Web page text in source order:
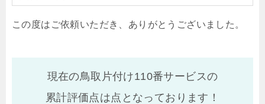
この度はご依頼いただき、ありがとうございました。
現在の鳥取片付け110番サービスの
累計評価点は点となっております！